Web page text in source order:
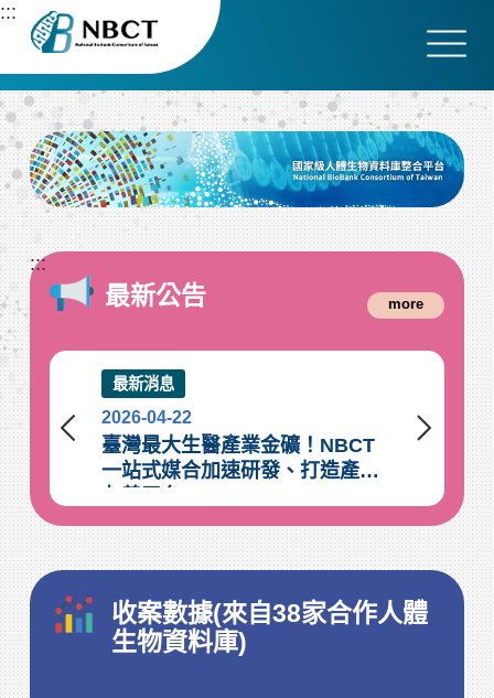
跳
要
內
容
區
塊
:::
:::
最新公告 more
2026-04-22
臺灣最大生醫產業金礦！NBCT
一站式媒合加速研發、打造產業
友善平台
2026-04-22
從國人癌症到20
NBCT為臺灣精
收案數據(來自38家合作人體
生物資料庫)